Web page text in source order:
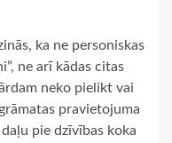
ka ne personiskas
ne arī kādas citas
neko pielikt vai
pravietojuma
pie dzīvības koka